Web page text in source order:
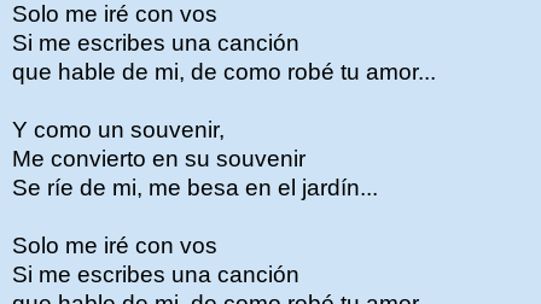
Solo me iré con vos
Si me escribes una canción
que hable de mi, de como robé tu amor...
Y como un souvenir,
Me convierto en su souvenir
Se ríe de mi, me besa en el jardín...
Solo me iré con vos
Si me escribes una canción